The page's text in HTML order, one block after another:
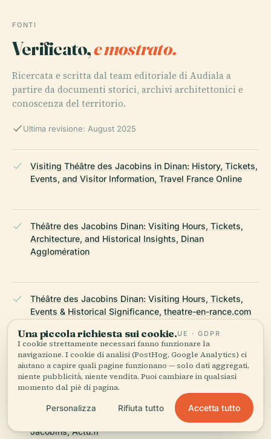
FONTI
Verificato,e mostrato.
Ricercata e scritta dal team editoriale di Audiala a
partire da documenti storici, archivi architettonici e
conoscenza del territorio.
Ultima revisione: August 2025
Visiting Théâtre des Jacobins in Dinan: History, Tickets,
Events, and Visitor Information, Travel France Online
Théâtre des Jacobins Dinan: Visiting Hours, Tickets,
Architecture, and Historical Insights, Dinan
Agglomération
Théâtre des Jacobins Dinan: Visiting Hours, Tickets,
Events & Historical Significance, theatre-en-rance.com
Théâtre Des Jacobins Dinan: Visiting Hours, Tickets &
Nearby Historical Attractions, Official Dinan Website
A Dinan operetta makes its return to Théâtre des
Jacobins, Actu.fr
Una piccola richiesta sui cookie.UE · GDPR
I cookie strettamente necessari fanno funzionare la
navigazione. I cookie di analisi (PostHog, Google Analytics) ci
aiutano a capire quali pagine funzionano — solo dati aggregati,
niente pubblicità, niente vendita. Puoi cambiare in qualsiasi
momento dal piè di pagina.
Personalizza Rifiuta tutto Accetta tutto